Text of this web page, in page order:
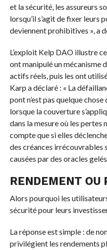
et la sécurité, les assureurs
lorsqu’il s’agit de fixer leurs
deviennent prohibitives », a
L’exploit Kelp DAO illustre
ont manipulé un mécanisme
actifs réels, puis les ont
Karp a déclaré : « La
pont n’est pas quelque
lorsque la couverture
dans la mesure où les pertes
compte que si elles
des créances irrécouvrables
causées par des oracles
RENDEMENT OU
Alors pourquoi les
sécurité pour leurs
La réponse est simple : de
privilégient les rendements